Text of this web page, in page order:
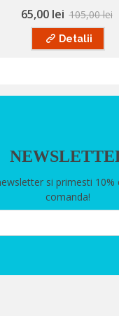
65,00 lei 105,00 lei
Detalii
si primesti 10%
comanda!